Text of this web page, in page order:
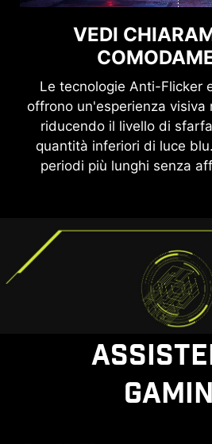
VEDI
Le tecnologie Anti-Flicker
offrono un'esperienza visiva
riducendo il livello di
quantità inferiori di luce
periodi più lunghi senza